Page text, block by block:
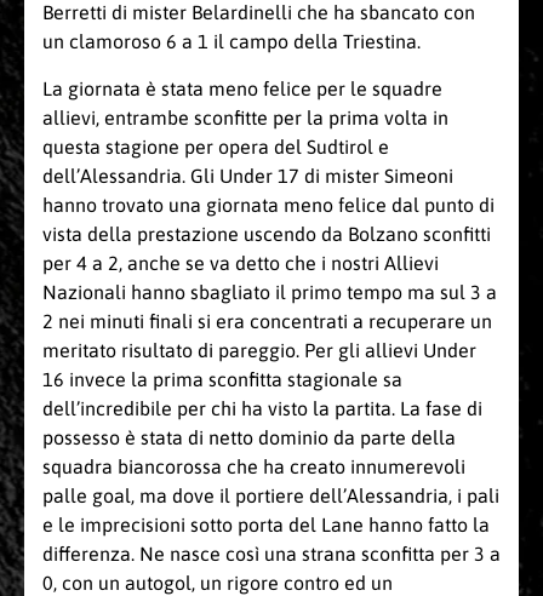
Berretti di mister Belardinelli che ha sbancato con
un clamoroso 6 a 1 il campo della Triestina.
La giornata è stata meno felice per le squadre
allievi, entrambe sconfitte per la prima volta in
questa stagione per opera del Sudtirol e
dell’Alessandria. Gli Under 17 di mister Simeoni
hanno trovato una giornata meno felice dal punto di
vista della prestazione uscendo da Bolzano sconfitti
per 4 a 2, anche se va detto che i nostri Allievi
Nazionali hanno sbagliato il primo tempo ma sul 3 a
2 nei minuti finali si era concentrati a recuperare un
meritato risultato di pareggio. Per gli allievi Under
16 invece la prima sconfitta stagionale sa
dell’incredibile per chi ha visto la partita. La fase di
possesso è stata di netto dominio da parte della
squadra biancorossa che ha creato innumerevoli
palle goal, ma dove il portiere dell’Alessandria, i pali
e le imprecisioni sotto porta del Lane hanno fatto la
differenza. Ne nasce così una strana sconfitta per 3 a
0, con un autogol, un rigore contro ed un